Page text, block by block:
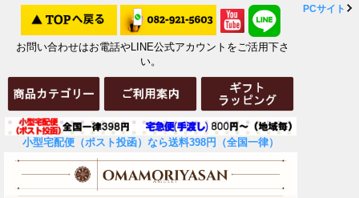
お問い合わせはお電話やLINE公式アカウントをご活用下さ
い。
小型宅配便（ポスト投函）なら送料398円（全国一律）
PCサイト